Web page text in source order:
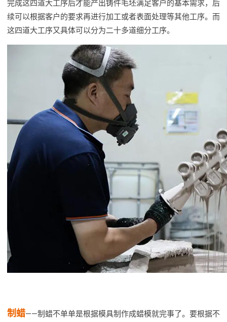
完成这四道大工序后才能产出铸件毛坯满足客户的基本需求，后
续可以根据客户的要求再进行加工或者表面处理等其他工序。而
这四道大工序又具体可以分为二十多道细分工序。
制蜡——制蜡不单单是根据模具制作成蜡模就完事了。要根据不